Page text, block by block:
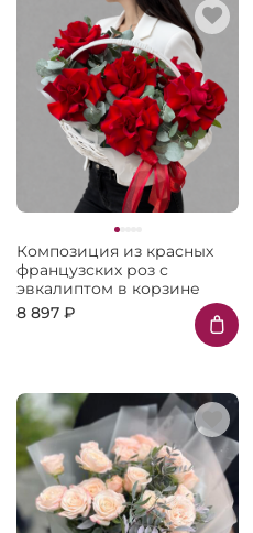
Композиция из красных
французских роз с
эвкалиптом в корзине
8 897 ₽